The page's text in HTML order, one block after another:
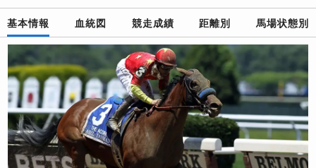
基本情報 血統図 競走成績 距離別 馬場状態別